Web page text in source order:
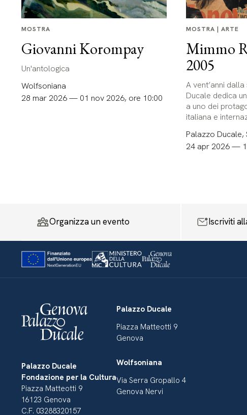
MOSTRA
Giovanni Korompay
Un'antologica
Wolfsoniana
28 mar 2026 — 01 nov 2026, ore 10:00
MOSTRA | ARTE
Mimmo
2005
A vent’anni
Ducale dedica
a uno dei
italiana e
Palazzo
24 apr 2026 —
Organizza un evento Iscriviti
Palazzo Ducale
Fondazione per la Cultura
Piazza Matteotti 9
16123 Genova
C.F. 03288320157
Palazzo Ducale
Piazza Matteotti 9
Genova
Wolfsoniana
Via Serra Gropallo 4
Genova Nervi